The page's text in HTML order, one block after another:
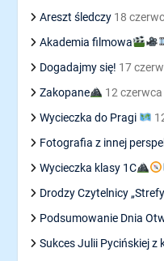
Areszt śledczy 18
Akademia filmowa
Dogadajmy się! 17
Zakopane
12
Wycieczka do Pragi
Fotografia z innej
Wycieczka klasy 1C
Drodzy Czytelnicy
Podsumowanie Dnia
Sukces Julii Pycińskiej z